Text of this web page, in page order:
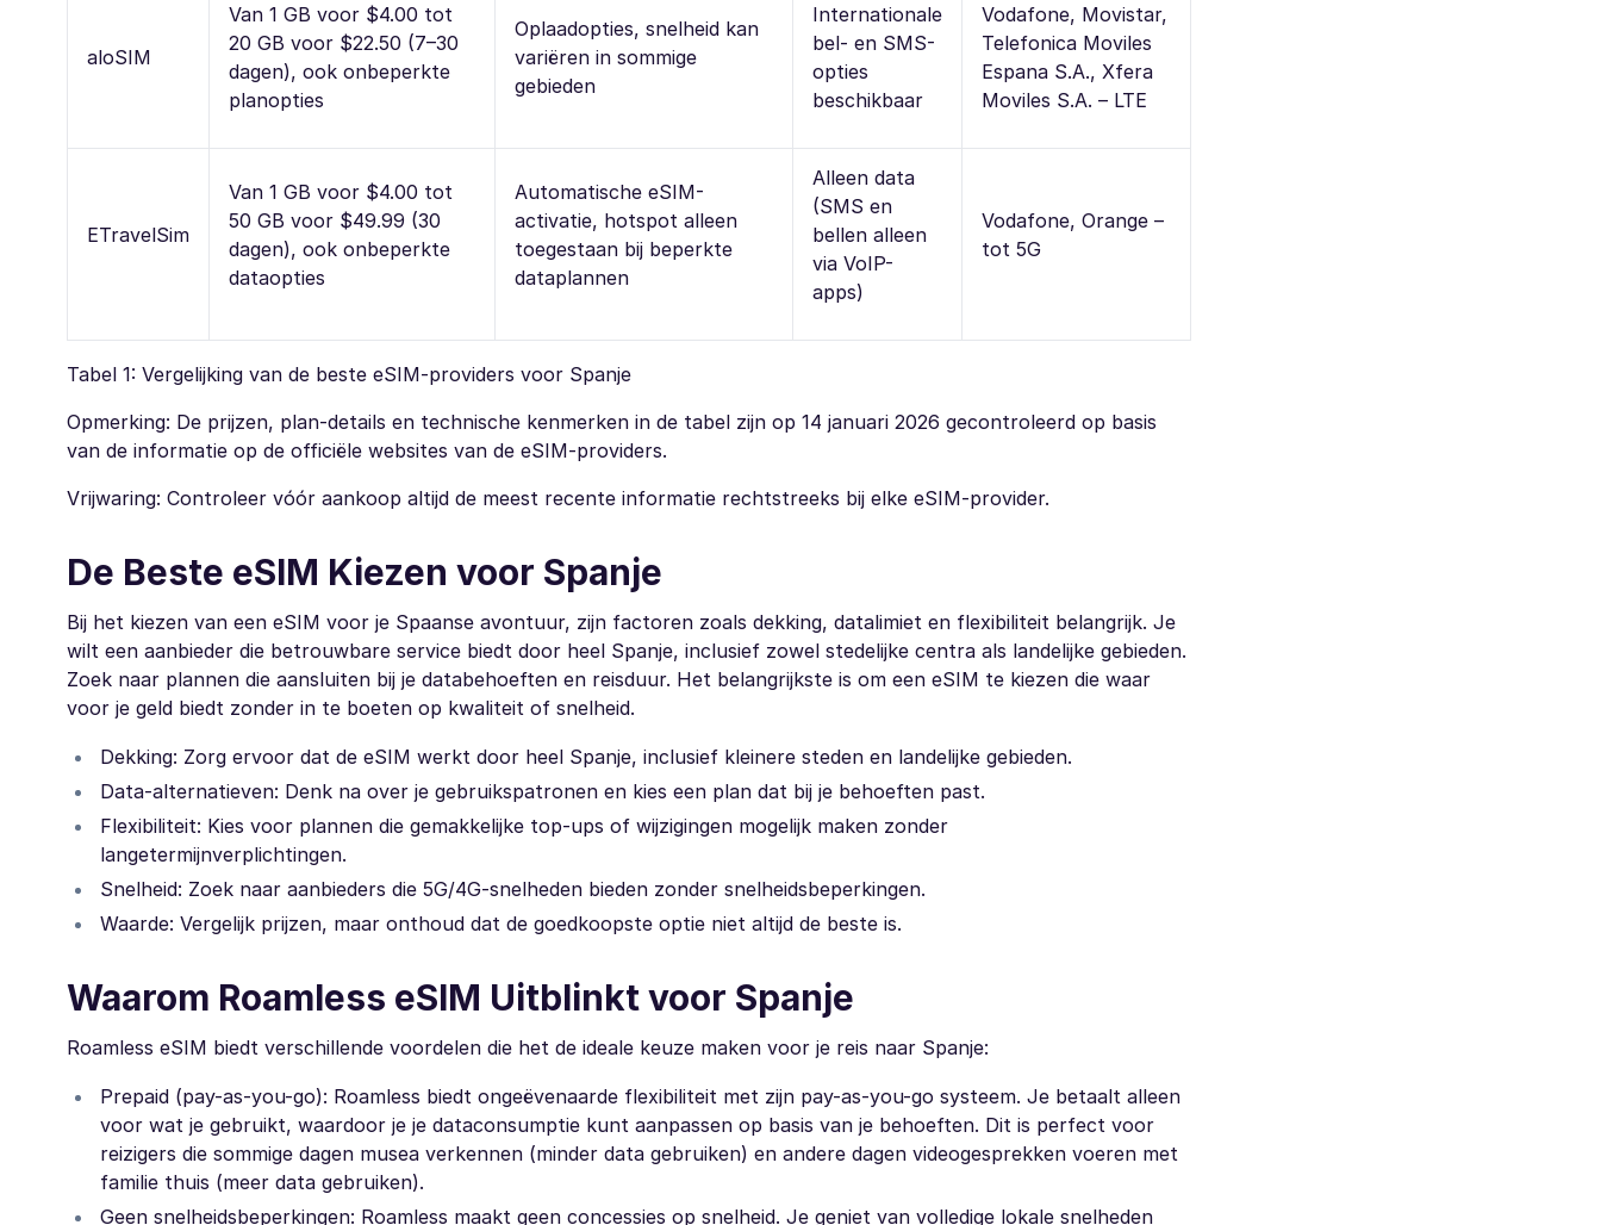
aloSIM
Van 1 GB voor $4.00 tot
20 GB voor $22.50 (7–30
dagen), ook onbeperkte
planopties
Oplaadopties, snelheid kan
variëren in sommige
gebieden
Internationale
bel- en SMS-
opties
beschikbaar
Vodafone, Movistar,
Telefonica Moviles
Espana S.A., Xfera
Moviles S.A. – LTE
ETravelSim
Van 1 GB voor $4.00 tot
50 GB voor $49.99 (30
dagen), ook onbeperkte
dataopties
Automatische eSIM-
activatie, hotspot alleen
toegestaan bij beperkte
dataplannen
Alleen data
(SMS en
bellen alleen
via VoIP-
apps)
Vodafone, Orange –
tot 5G
Tabel 1: Vergelijking van de beste eSIM-providers voor Spanje
Opmerking: De prijzen, plan-details en technische kenmerken in de tabel zijn op 14 januari 2026 gecontroleerd op basis
van de informatie op de officiële websites van de eSIM-providers.
Vrijwaring: Controleer vóór aankoop altijd de meest recente informatie rechtstreeks bij elke eSIM-provider.
De Beste eSIM Kiezen voor Spanje
Bij het kiezen van een eSIM voor je Spaanse avontuur, zijn factoren zoals dekking, datalimiet en flexibiliteit belangrijk. Je
wilt een aanbieder die betrouwbare service biedt door heel Spanje, inclusief zowel stedelijke centra als landelijke gebieden.
Zoek naar plannen die aansluiten bij je databehoeften en reisduur. Het belangrijkste is om een eSIM te kiezen die waar
voor je geld biedt zonder in te boeten op kwaliteit of snelheid.
Dekking: Zorg ervoor dat de eSIM werkt door heel Spanje, inclusief kleinere steden en landelijke gebieden.
Data-alternatieven: Denk na over je gebruikspatronen en kies een plan dat bij je behoeften past.
Flexibiliteit: Kies voor plannen die gemakkelijke top-ups of wijzigingen mogelijk maken zonder
langetermijnverplichtingen.
Snelheid: Zoek naar aanbieders die 5G/4G-snelheden bieden zonder snelheidsbeperkingen.
Waarde: Vergelijk prijzen, maar onthoud dat de goedkoopste optie niet altijd de beste is.
Waarom Roamless eSIM Uitblinkt voor Spanje
Roamless eSIM biedt verschillende voordelen die het de ideale keuze maken voor je reis naar Spanje:
Prepaid (pay-as-you-go): Roamless biedt ongeëvenaarde flexibiliteit met zijn pay-as-you-go systeem. Je betaalt alleen
voor wat je gebruikt, waardoor je je dataconsumptie kunt aanpassen op basis van je behoeften. Dit is perfect voor
reizigers die sommige dagen musea verkennen (minder data gebruiken) en andere dagen videogesprekken voeren met
familie thuis (meer data gebruiken).
Geen snelheidsbeperkingen: Roamless maakt geen concessies op snelheid. Je geniet van volledige lokale snelheden